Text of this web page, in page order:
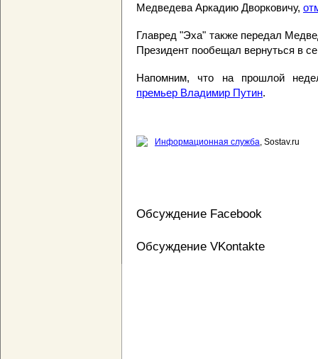
Медведева Аркадию Дворковичу,
Главред "Эха" также передал
Президент пообещал вернуться в
Напомним, что на прошлой
премьер Владимир Путин.
Информационная служба, Sostav.ru
Обсуждение Facebook
Обсуждение VKontakte